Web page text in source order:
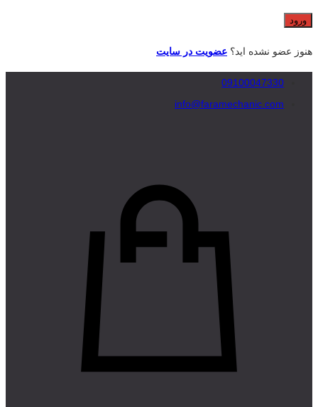
هنوز عضو نشده اید؟ عضویت در سایت
09100047330
info@faramechanic.com